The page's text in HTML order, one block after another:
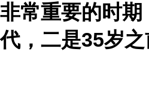
非常重要的时
代，二是35岁之